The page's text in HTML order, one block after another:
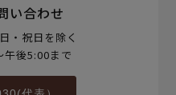
い合わせ
・祝日を除く
後5:00まで